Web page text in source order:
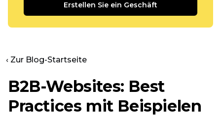
Erstellen Sie ein Geschäft
‹ Zur Blog-Startseite
B2B-Websites: Best
Practices mit Beispielen